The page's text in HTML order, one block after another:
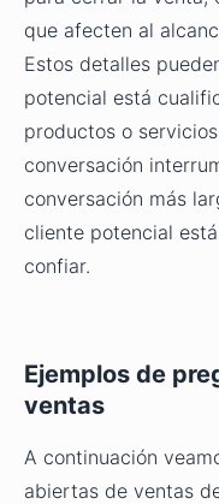
que afecten al
Estos detalles
potencial está
productos o
conversación
conversación más
cliente potencial
confiar.
Ejemplos de
ventas
A continuación
abiertas de ventas